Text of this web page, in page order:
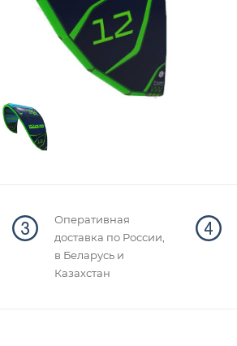
Оперативная
доставка по России,
в Беларусь и
Казахстан